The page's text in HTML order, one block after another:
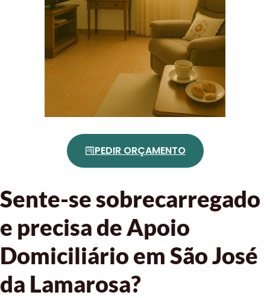
PEDIR ORÇAMENTO
Sente-se sobrecarregado
e precisa de Apoio
Domiciliário em São José
da Lamarosa?